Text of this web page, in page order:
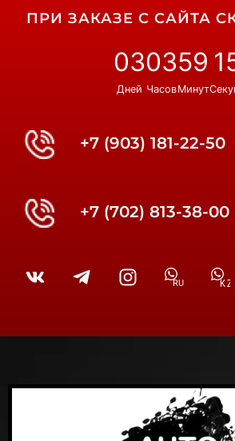
ПРИ ЗАКАЗЕ С САЙТА
03
Дней
03
Часов
59
Минут
+7 (903) 181-22-50
+7 (702) 813-38-00
RU KZ